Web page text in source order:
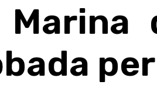
Marina